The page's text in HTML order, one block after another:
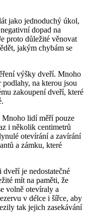
jako jednoduchý úkol,
dopad na
proto důležité věnovat
jakým chybám se
výšky dveří. Mnoho
na kterou jsou
zakoupení dveří, které
Mnoho lidí měří pouze
i několik centimetrů
otevírání a zavírání
a zámku, které
je nedostatečné
mít na paměti, že
volně otevíraly a
v délce i šířce, aby
tak jejich zasekávání